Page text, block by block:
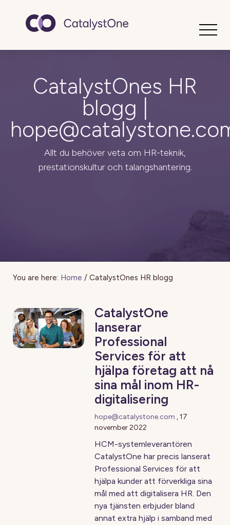
CatalystOnes HR
blogg |
Allt du behöver veta om HR-teknik,
prestationskultur och talangshantering.
You are here: Home / CatalystOnes HR blogg
CatalystOne
lanserar
Professional
Services för att
hjälpa företag att nå
sina mål inom HR-
digitalisering
hope@catalystone.com ,17
november 2022
HCM-systemleverantören
CatalystOne har precis lanserat
Professional Services för att
hjälpa kunder att förverkliga sina
mål med att digitalisera HR. Den
nya tjänsten erbjuder bland
annat extra hjälp i samband med